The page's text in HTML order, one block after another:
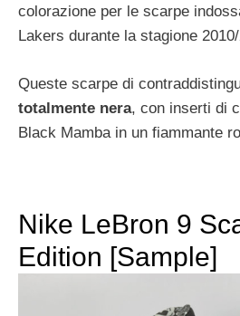
colorazione per le scarpe
Lakers durante la stagione
Queste scarpe di
totalmente nera, con inserti di
Black Mamba in un fiammante
Nike LeBron 9
Edition [Sample]